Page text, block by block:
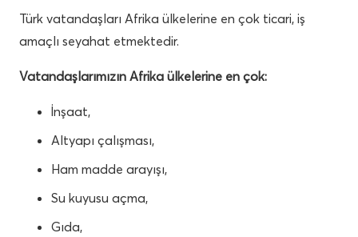
Türk vatandaşları Afrika ülkelerine en çok ticari, iş
amaçlı seyahat etmektedir.
Vatandaşlarımızın Afrika ülkelerine en çok:
İnşaat,
Altyapı çalışması,
Ham madde arayışı,
Su kuyusu açma,
Gıda,